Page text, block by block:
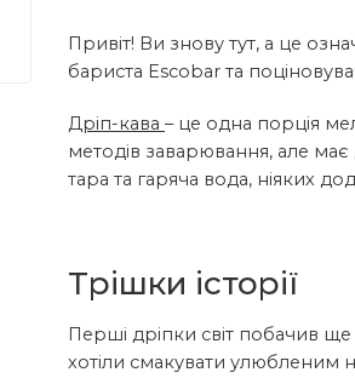
Привіт! Ви знову тут, а це
бариста Escobar та
Дріп-кава – це одна порція
методів заварювання, але
тара та гаряча вода, ніяких
Трішки історії
Перші дріпки світ побачив
хотіли смакувати улюбленим